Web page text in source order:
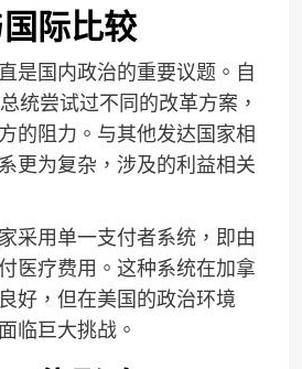
际比较
是国内政治的重要议题。自
统尝试过不同的改革方案，
的阻力。与其他发达国家相
更为复杂，涉及的利益相关
采用单一支付者系统，即由
医疗费用。这种系统在加拿
好，但在美国的政治环境
临巨大挑战。